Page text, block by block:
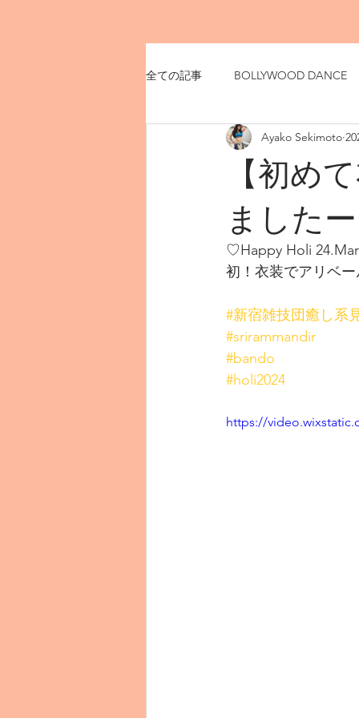
全ての記事 BOLLYWOOD DANCE
【初め
ました
Ayako Sekimoto
♡Happy Holi
初！衣装でアリベ
#新宿雑技団癒し系
#srirammandir
#bando
#holi2024
https://